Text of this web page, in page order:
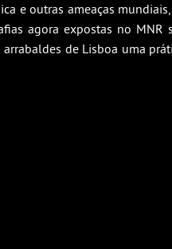
e outras ameaças
agora expostas no
de Lisboa uma